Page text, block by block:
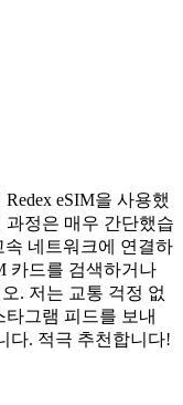
eSIM을 사용했
정은 매우 간단했습
속 네트워크에 연결하
카드를 검색하거나
. 저는 교통 걱정 없
그램 피드를 보내
다. 적극 추천합니다!